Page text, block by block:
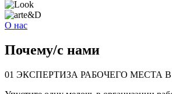
О нас
Почему/с нами
01 ЭКСПЕРТИЗА РАБОЧЕГО МЕСТА